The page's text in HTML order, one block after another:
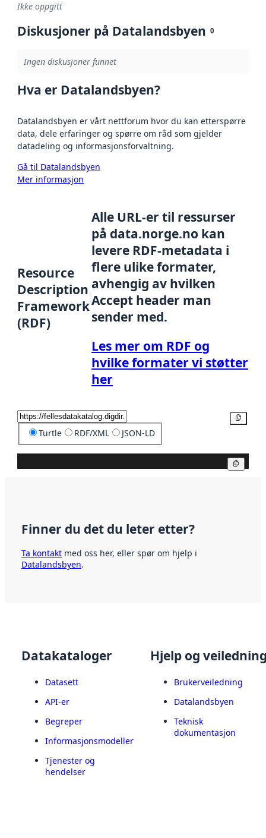
Ikke oppgitt
Diskusjoner på Datalandsbyen 0
Ingen diskusjoner funnet
Hva er Datalandsbyen?
Datalandsbyen er vårt nettforum hvor du kan etterspørre
data, dele erfaringer og spørre om råd som gjelder
datadeling og informasjonsforvaltning.
Gå til Datalandsbyen
Mer informasjon
Resource
Description
Framework
(RDF)
Alle URL-er til ressurser
på data.norge.no kan
levere RDF-metadata i
flere ulike formater,
avhengig av hvilken
Accept header man
sender med.
Les mer om RDF og
hvilke formater vi støtter
her
Turtle RDF/XML JSON-LD
Finner du det du leter etter?
Ta kontakt med oss her, eller spør om hjelp i
Datalandsbyen.
Datakataloger
Datasett
API-er
Begreper
Informasjonsmodeller
Tjenester og
hendelser
Hjelp og
Brukerveiledning
Datalandsbyen
Teknisk
dokumentasjon